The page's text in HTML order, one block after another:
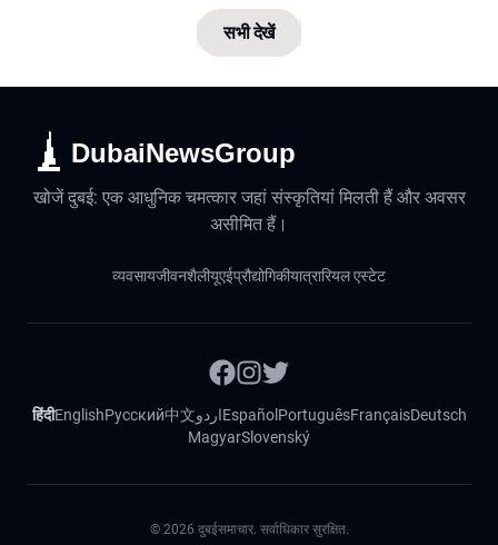
सभी देखें
DubaiNewsGroup
खोजें दुबई: एक आधुनिक चमत्कार जहां संस्कृतियां मिलती हैं और अवसर
असीमित हैं।
व्यवसायजीवनशैलीयूएईप्रौद्योगिकीयात्रारियल एस्टेट
हिंदीEnglishРусский中文اردوEspañol PortuguêsFrançaisDeutsch
MagyarSlovenský
© 2026 दुबईसमाचार. सर्वाधिकार सुरक्षित.